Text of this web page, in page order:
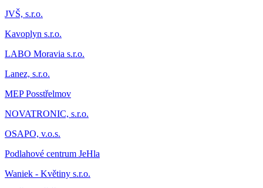
JVŠ, s.r.o.
Kavoplyn s.r.o.
LABO Moravia s.r.o.
Lanez, s.r.o.
MEP Posstřelmov
NOVATRONIC, s.r.o.
OSAPO, v.o.s.
Podlahové centrum JeHla
Waniek - Květiny s.r.o.